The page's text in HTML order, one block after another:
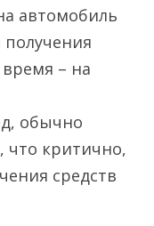
автомобиль
получения
– на
обычно
что критично,
средств